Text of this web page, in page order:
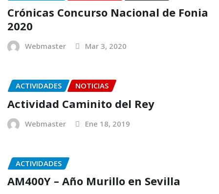
Crónicas Concurso Nacional de Fonia
2020
Webmaster Mar 3, 2020
ACTIVIDADES NOTICIAS
Actividad Caminito del Rey
Webmaster Ene 18, 2019
ACTIVIDADES
AM400Y – Año Murillo en Sevilla